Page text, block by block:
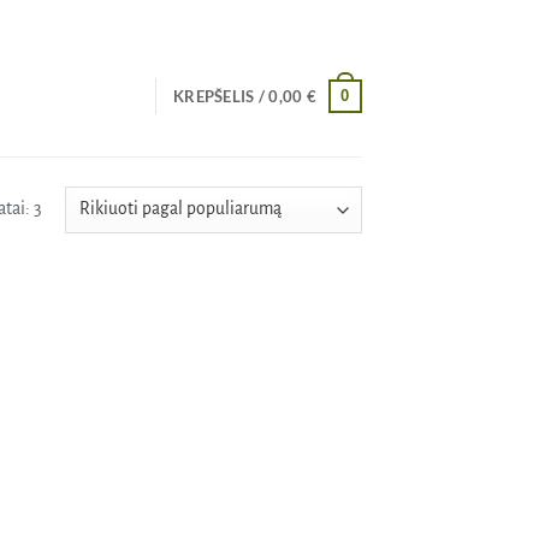
KREPŠELIS /0,00 € 0
3Rūšiuojama
pagal